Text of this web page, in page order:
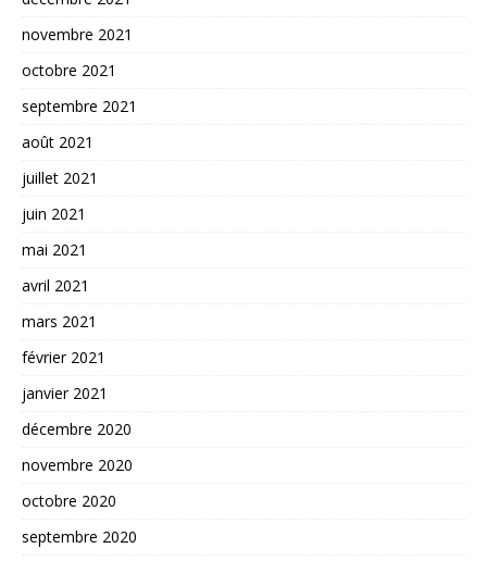
novembre 2021
octobre 2021
septembre 2021
août 2021
juillet 2021
juin 2021
mai 2021
avril 2021
mars 2021
février 2021
janvier 2021
décembre 2020
novembre 2020
octobre 2020
septembre 2020